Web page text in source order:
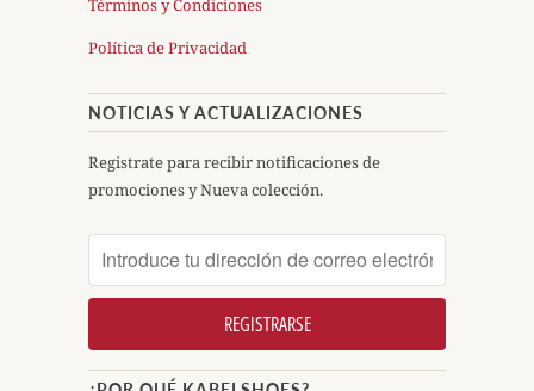
Política de Privacidad
NOTICIAS Y ACTUALIZACIONES
Registrate para recibir notificaciones de
promociones y Nueva colección.